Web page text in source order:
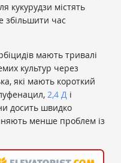
кукурудзи містять
збільшити час
мають тривалі
культур через
які мають короткий
2,4 Д і
досить швидко
менше проблем із